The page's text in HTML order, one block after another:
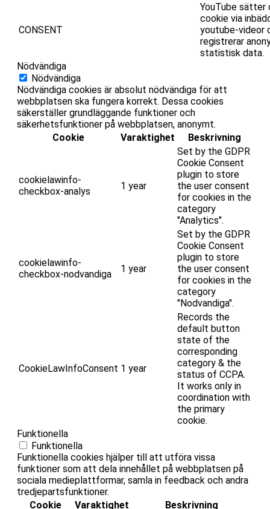
CONSENT
YouTube sätter
cookie via
youtube-videor
registrerar
statistisk data.
Nödvändiga
Nödvändiga
Nödvändiga cookies är absolut nödvändiga för att
webbplatsen ska fungera korrekt. Dessa cookies
säkerställer grundläggande funktioner och
säkerhetsfunktioner på webbplatsen, anonymt.
Cookie
Varaktighet Beskrivning
cookielawinfo-
checkbox-analys
1 year
Set by the GDPR
Cookie Consent
plugin to store
the user consent
for cookies in the
category
"Analytics".
cookielawinfo-
checkbox-nodvandiga
1 year
Set by the GDPR
Cookie Consent
plugin to store
the user consent
for cookies in the
category
"Nodvandiga".
CookieLawInfoConsent 1 year
Records the
default button
state of the
corresponding
category & the
status of CCPA.
It works only in
coordination with
the primary
cookie.
Funktionella
Funktionella
Funktionella cookies hjälper till att utföra vissa
funktioner som att dela innehållet på webbplatsen på
sociala medieplattformar, samla in feedback och andra
tredjepartsfunktioner.
Cookie
Varaktighet Beskrivning